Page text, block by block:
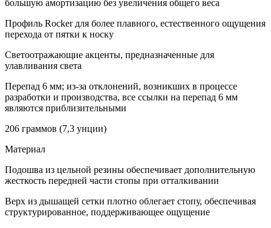
большую амортизацию без увеличения общего веса
Профиль Rocker для более плавного, естественного ощущения
перехода от пятки к носку
Светоотражающие акценты, предназначенные для
улавливания света
Перепад 6 мм; из-за отклонений, возникших в процессе
разработки и производства, все ссылки на перепад 6 мм
являются приблизительными
206 граммов (7,3 унции)
Материал
Подошва из цельной резины обеспечивает дополнительную
жесткость передней части стопы при отталкивании
Верх из дышащей сетки плотно облегает стопу, обеспечивая
структурированное, поддерживающее ощущение